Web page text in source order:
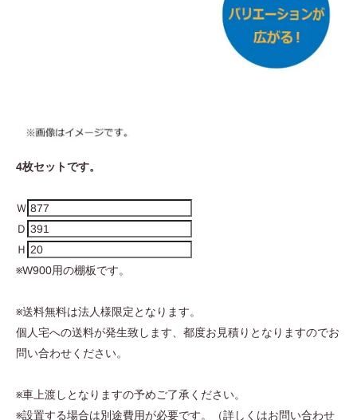
4枚セットです。
Ｗ
Ｄ
Ｈ
※W900用の棚板です。
※送料無料は法人様限定となります。
個人宅への送料が発生致します、都度お見積りとなりますのでお
問い合わせください。
※車上渡しとなりますの予めご了承ください。
※設置する場合は別途費用が必要です。（詳しくはお問い合わせ